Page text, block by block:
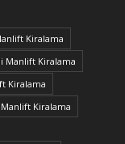
Kiralama
Manlift Kiralama
Kiralama
Kiralama